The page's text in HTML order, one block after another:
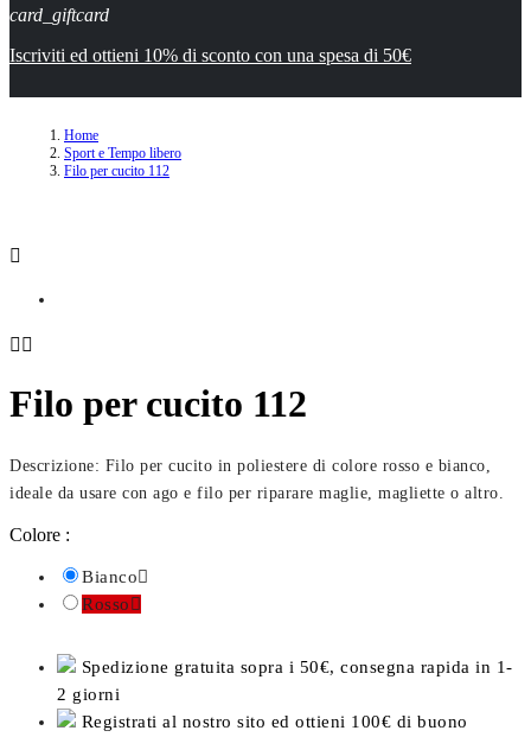
card_giftcard
Iscriviti ed ottieni 10% di sconto con una spesa di 50€
Home
Sport e Tempo libero
Filo per cucito 112

 
Filo per cucito 112
Descrizione: Filo per cucito in poliestere di colore rosso e bianco,
ideale da usare con ago e filo per riparare maglie, magliette o altro.
Colore :
Bianco
Rosso 
Spedizione gratuita sopra i 50€, consegna rapida in 1-
2 giorni
Registrati al nostro sito ed ottieni 100€ di buono